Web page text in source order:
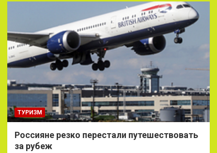
ТУРИЗМ
Россияне резко перестали путешествовать
за рубеж